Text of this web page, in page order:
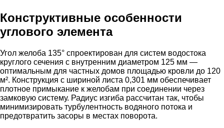
Конструктивные особенности
углового элемента
Угол желоба 135° спроектирован для систем водостока
круглого сечения с внутренним диаметром 125 мм —
оптимальным для частных домов площадью кровли до 120
м². Конструкция с шириной листа 0,301 мм обеспечивает
плотное примыкание к желобам при соединении через
замковую систему. Радиус изгиба рассчитан так, чтобы
минимизировать турбулентность водяного потока и
предотвратить засоры в местах поворота.